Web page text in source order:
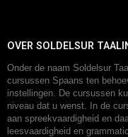
OVER SOLDELSUR
Onder de naam Soldelsur
cursussen Spaans ten
instellingen. De cursussen
niveau dat u wenst. In de
aan spreekvaardigheid en
leesvaardigheid en